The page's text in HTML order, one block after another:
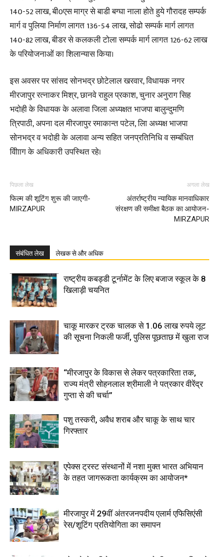
140-52 लाख, बी0एस माग्र से बाडी बग्घा नाला होते हुये गौरादह सम्पर्क
मार्ग व पुलिया निर्माण लागत 136-54 लाख, सोढो सम्पर्क मार्ग लागत
140-82 लाख, बीडर से कलकली टोला सम्पर्क मार्ग लागत 126-62 लाख
के परियोजनाओं का शिलान्यास किया।
इस अवसर पर सांसद सोनभद्र छोटेलाल खरवार, विधायक नगर
मीरजापुर रत्नाकर मिश्र, छानवे राहुल प्रकाश, चुनार अनुराग सिह
भदोही के विधायक के अलावा जिला अध्यक्षत भाजपा बालुन्दुमणि
त्रिपाठी, अपना दल मीरजापुर रमाकान्त पटेल, लिा अध्यक्ष भाजपा
सोनभद्र व भदोही के अलावा अन्य सहित जनप्रतिनिधि व सम्बंधित
विीााग के अधिकारी उपस्थित रहे।
पिछला लेख
फिल्म की शूटिंग शुरू की जाएगी-
MIRZAPUR
अगला लेख
अंतर्राष्ट्रीय न्यायिक मानवाधिकार
संरक्षण की समीक्षा बैठक का आयोजन-
MIRZAPUR
संबंधित लेख लेखक से और अधिक
राष्ट्रीय कबड्डी टूर्नामेंट के लिए बजाज स्कूल के 8
खिलाड़ी चयनित
चाकू मारकर ट्रक चालक से 1.06 लाख रुपये लूट
की सूचना निकली फर्जी, पुलिस पूछताछ में खुला राज
“मीरजापुर के विकास से लेकर पत्रकारिता तक,
राज्य मंत्री सोहनलाल श्रीमाली ने पत्रकार वीरेंद्र
गुप्ता से की चर्चा”
पशु तस्करी, अवैध शराब और चाकू के साथ चार
गिरफ्तार
एपेक्स ट्रस्ट संस्थानों में नशा मुक्त भारत अभियान
के तहत जागरूकता कार्यक्रम का आयोजन*
मीरजापुर में 29वीं अंतरजनपदीय एलार्म एफिसिएंसी
रेस/शूटिंग प्रतियोगिता का समापन